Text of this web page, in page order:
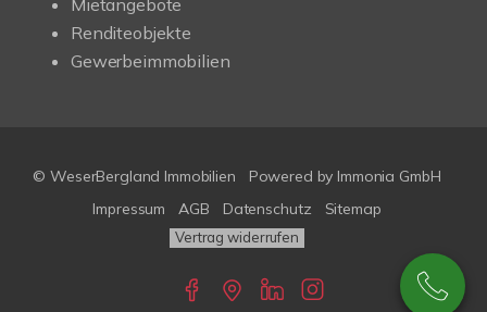
Renditeobjekte
Gewerbeimmobilien
© WeserBergland Immobilien Powered by Immonia GmbH
Impressum
AGB Datenschutz Sitemap
Vertrag widerrufen